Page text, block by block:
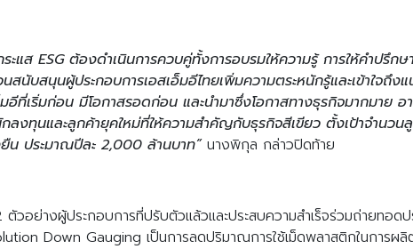
ะแส ESG ต้องดำเนินการควบคู่ทั้งการอบรมให้ความรู้ การให้คำปรึ
นสนับสนุนผู้ประกอบการเอสเอ็มอีไทยเพิ่มความตระหนักรู้และเข้าใจ
อีที่เริ่มก่อน มีโอกาสรอดก่อน และนำมาซึ่งโอกาสทางธุรกิจมากมาย
ทุนและลูกค้ายุคใหม่ที่ให้ความสำคัญกับธุรกิจสีเขียว ตั้งเป้าจำนวน
น ประมาณปีละ 2,000 ล้านบาท” นางพิกุล กล่าวปิดท้าย
วอย่างผู้ประกอบการที่ปรับตัวแล้วและประสบความสำเร็จร่วมถ่ายทอ
Down Gauging เป็นการลดปริมาณการใช้เม็ดพลาสติกในการ